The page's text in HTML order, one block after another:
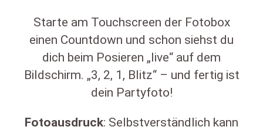
Starte am Touchscreen der Fotobox
einen Countdown und schon siehst du
dich beim Posieren „live“ auf dem
Bildschirm. „3, 2, 1, Blitz“ – und fertig ist
dein Partyfoto!
Fotoausdruck: Selbstverständlich kann